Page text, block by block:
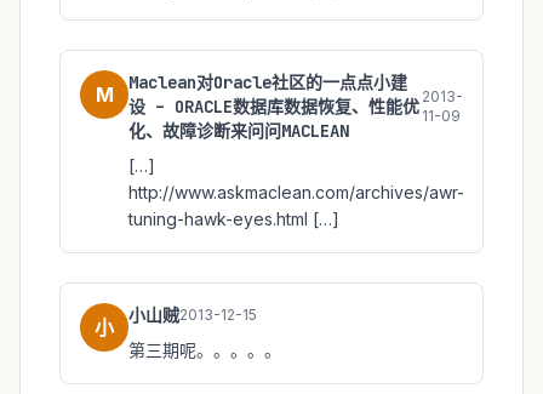
M
Maclean对Oracle社区的一点点小建
设 – ORACLE数据库数据恢复、性能优
化、故障诊断来问问MACLEAN
2013-
11-09
[…]
http://www.askmaclean.com/archives/awr-
tuning-hawk-eyes.html […]
小 小山贼2013-12-15
第三期呢。。。。。